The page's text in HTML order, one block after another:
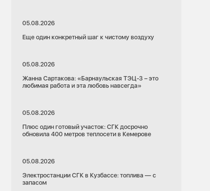
05.08.2026
Еще один конкретный шаг к чистому воздуху
05.08.2026
Жанна Сартакова: «Барнаульская ТЭЦ-3 – это
любимая работа и эта любовь навсегда»
05.08.2026
Плюс один готовый участок: СГК досрочно
обновила 400 метров теплосети в Кемерове
05.08.2026
Электростанции СГК в Кузбассе: топлива — с
запасом